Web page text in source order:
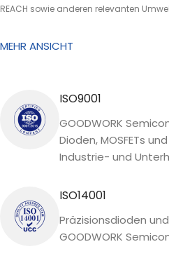
REACH sowie anderen relevanten
MEHR ANSICHT
ISO9001
GOODWORK
Dioden, MOSFETs
Industrie- und
ISO14001
Präzisionsdioden
GOODWORK